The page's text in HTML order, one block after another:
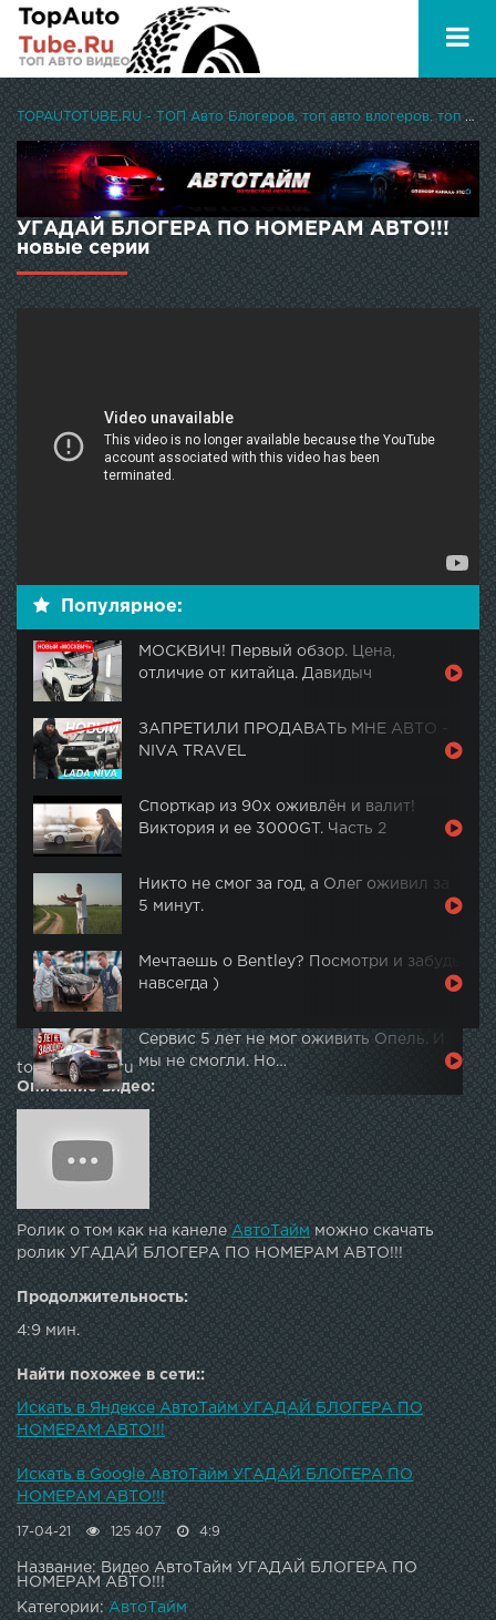
TOPAUTOTUBE.RU - ТОП Авто Блогеров, топ авто влогеров, топ авто ютуберов
УГАДАЙ БЛОГЕРА ПО НОМЕРАМ АВТО!!!
новые серии
Популярное:
МОСКВИЧ! Первый обзор. Цена,
отличие от китайца. Давидыч
ЗАПРЕТИЛИ ПРОДАВАТЬ МНЕ АВТО -
NIVA TRAVEL
Спорткар из 90х оживлён и валит!
Виктория и ее 3000GT. Часть 2
Никто не смог за год, а Олег оживил за
5 минут.
Мечтаешь о Bentley? Посмотри и забудь
навсегда )
Сервис 5 лет не мог оживить Опель. И
мы не смогли. Но…
topautotube.ru
Описание видео:
Ролик о том как на канелеАвтоТайм можно скачать
ролик УГАДАЙ БЛОГЕРА ПО НОМЕРАМ АВТО!!!
Продолжительность:
4:9 мин.
Найти похожее в сети::
Искать в Яндексе АвтоТайм УГАДАЙ БЛОГЕРА ПО
НОМЕРАМ АВТО!!!
Искать в Google АвтоТайм УГАДАЙ БЛОГЕРА ПО
НОМЕРАМ АВТО!!!
17-04-21 125 407 4:9
Название: Видео АвтоТайм УГАДАЙ БЛОГЕРА ПО
НОМЕРАМ АВТО!!!
Категории:АвтоТайм